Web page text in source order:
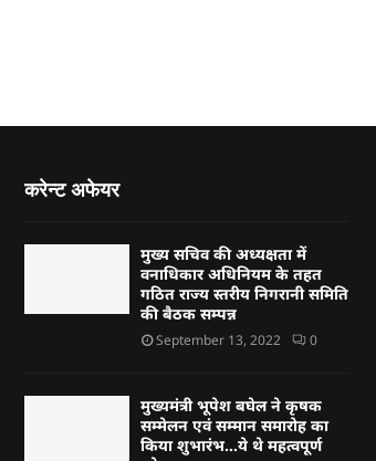
करेन्ट अफेयर
मुख्य सचिव की अध्यक्षता में
वनाधिकार अधिनियम के तहत
गठित राज्य स्तरीय निगरानी समिति
की बैठक सम्पन्न
September 13, 2022 0
मुख्यमंत्री भूपेश बघेल ने कृषक
सम्मेलन एवं सम्मान समारोह का
किया शुभारंभ…ये थे महत्वपूर्ण